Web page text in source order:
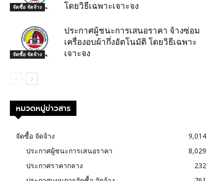
จัดซื้อ จัดจ้าง
โดยวิธีเฉพาะเจาะจง
จัดซื้อ จัดจ้าง
ประกาศผู้ชนะการเสนอราคา จ้างซ่อม
เครื่องอบผ้ากึ่งอัตโนมัติ โดยวิธีเฉพาะ
เจาะจง
หมวดหมู่ข่าวสาร
จัดซื้อ จัดจ้าง
9,014
ประกาศผู้ชนะการเสนอราคา
8,029
ประกาศราคากลาง
232